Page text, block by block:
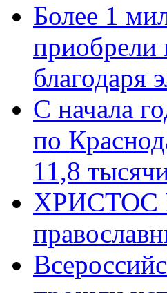
Более 1
приобрели
благодаря
С начала
по
11,8
ХРИСТОС